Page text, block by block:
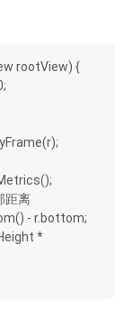
rootView) {
距离
- r.bottom;